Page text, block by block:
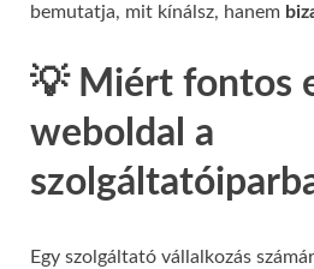
bemutatja, mit kínálsz, hanem
💡 Miért fontos
weboldal a
Egy szolgáltató vállalkozás